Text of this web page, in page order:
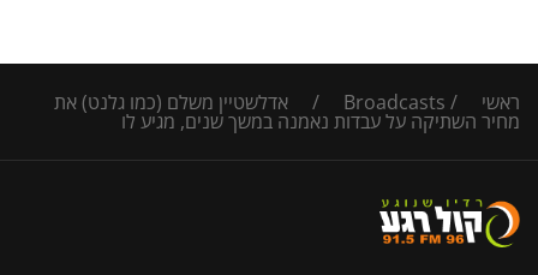
ראשי /
Broadcasts
/ אדלשטיין משלם (כמו גלנט) את
מחיר השתיקה על עבדות נאמנה במשך שנים, מגיע לו